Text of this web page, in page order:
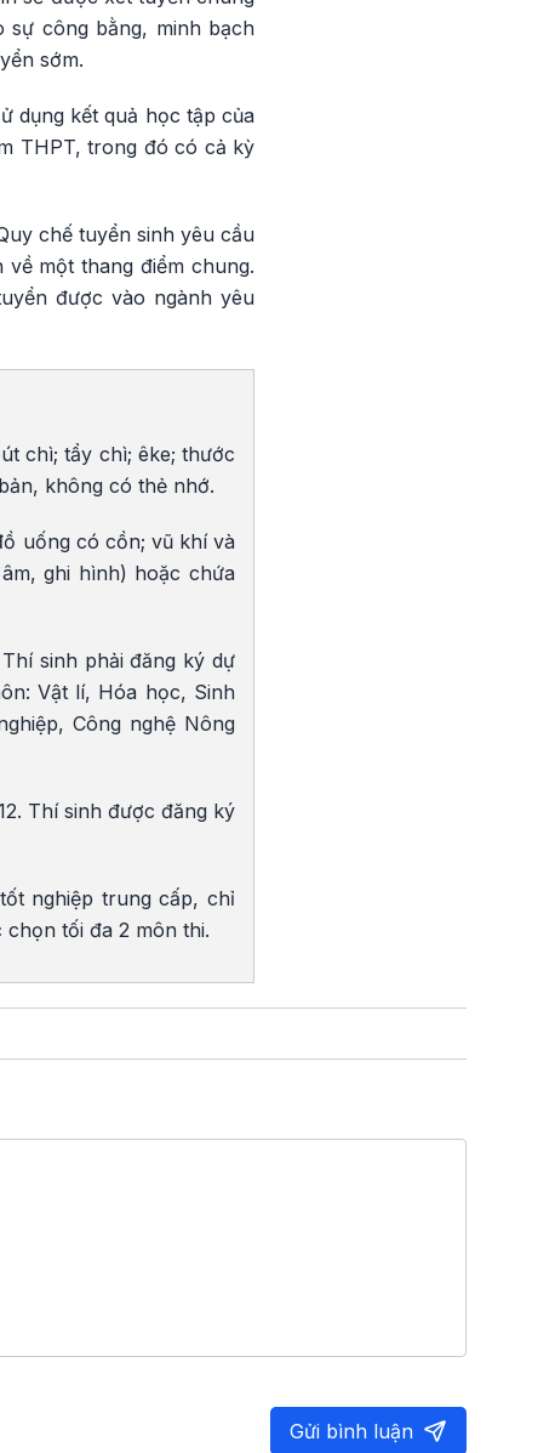
công bằng, minh bạch
sớm.
dụng kết quả học tập của
THPT, trong đó có cả kỳ
chế tuyển sinh yêu cầu
một thang điểm chung.
được vào ngành yêu
chì; tẩy chì; êke; thước
không có thẻ nhớ.
uống có cồn; vũ khí và
ghi hình) hoặc chứa
Thí sinh phải đăng ký dự
Vật lí, Hóa học, Sinh
Công nghệ Nông
Thí sinh được đăng ký
nghiệp trung cấp, chỉ
tối đa 2 môn thi.
Gửi bình luận